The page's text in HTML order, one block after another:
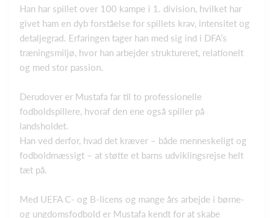
Han har spillet over 100 kampe i 1. division, hvilket har
givet ham en dyb forståelse for spillets krav, intensitet og
detaljegrad. Erfaringen tager han med sig ind i DFA’s
træningsmiljø, hvor han arbejder struktureret, relationelt
og med stor passion.
Derudover er Mustafa far til to professionelle
fodboldspillere, hvoraf den ene også spiller på
landsholdet.
Han ved derfor, hvad det kræver – både menneskeligt og
fodboldmæssigt – at støtte et barns udviklingsrejse helt
tæt på.
Med UEFA C- og B‑licens og mange års arbejde i børne-
og ungdomsfodbold er Mustafa kendt for at skabe